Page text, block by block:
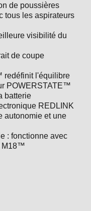
de poussières
tous les aspirateurs
visibilité du
de coupe
redéfinit l'équilibre
POWERSTATE™
batterie
REDLINK
autonomie et une
: fonctionne avec
M18™